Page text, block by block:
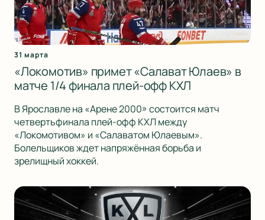
31 марта
«Локомотив» примет «Салават Юлаев» в
матче 1/4 финала плей-офф КХЛ
В Ярославле на «Арене 2000» состоится матч
четвертьфинала плей-офф КХЛ между
«Локомотивом» и «Салаватом Юлаевым».
Болельщиков ждет напряжённая борьба и
зрелищный хоккей.